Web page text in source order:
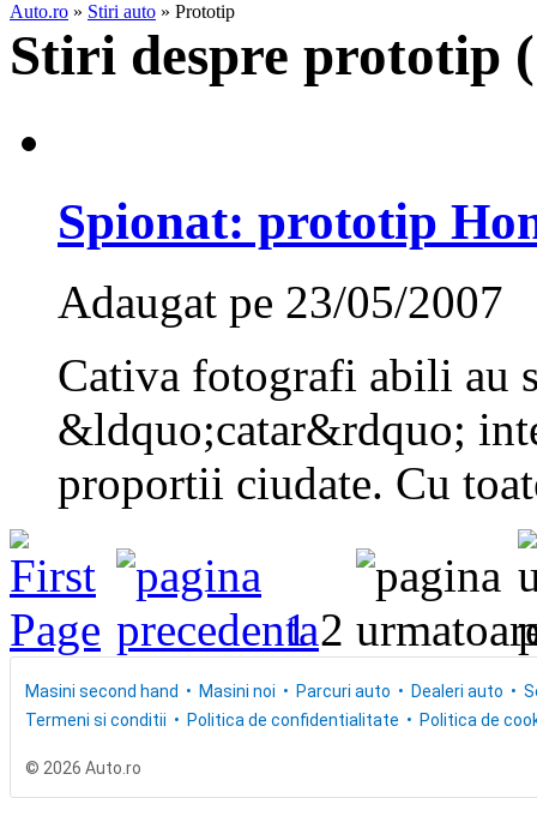
Auto.ro » Stiri auto » Prototip
Stiri despre prototip (
Spionat: prototip
Adaugat pe 23/05/2007
Cativa fotografi abili au
&ldquo;catar&rdquo;
proportii ciudate. Cu
1 2
Masini second hand Masini noi Parcuri auto Dealeri auto
Termeni si conditii
Politica de confidentialitate Politica de
© 2026 Auto.ro